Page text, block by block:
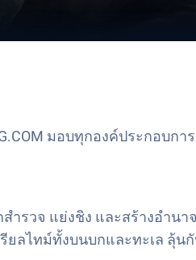
มอบทุกองค์ประกอบ
ำรวจ แย่งชิง และสร้างอำ
ยลไทม์ทั้งบนบกและทะเล